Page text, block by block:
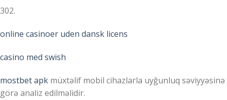
302.
online casinoer uden dansk licens
casino med swish
mostbet apk müxtəlif mobil cihazlarla uyğunluq səviyyəsinə
görə analiz edilməlidir.